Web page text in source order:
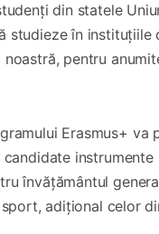
din statele
studieze în instituțiile
pentru
Erasmus+ va
instrumente
învățământul
adițional celor